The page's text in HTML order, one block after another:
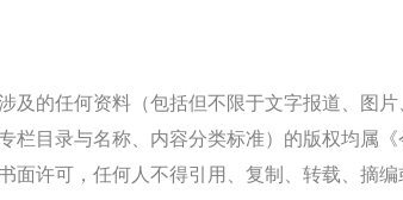
及的任何资料（包括但不限于文字报道、图
栏目录与名称、内容分类标准）的版权均属
面许可，任何人不得引用、复制、转载、摘